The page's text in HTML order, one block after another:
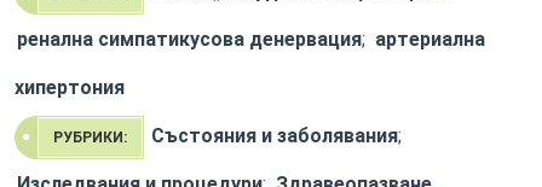
ренална симпатикусова денервация; артериална
хипертония
РУБРИКИ: Състояния и заболявания;